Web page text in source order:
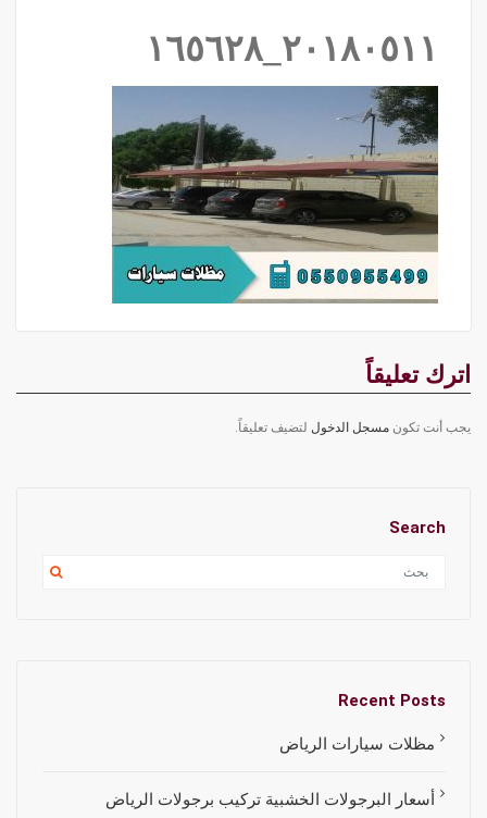
٢٠١٨٠٥١١_١٦٥٦٢٨
اترك تعليقاً
يجب أنت تكون مسجل الدخول لتضيف تعليقاً.
Search
Recent Posts
مظلات سيارات الرياض
أسعار البرجولات الخشبية تركيب برجولات الرياض